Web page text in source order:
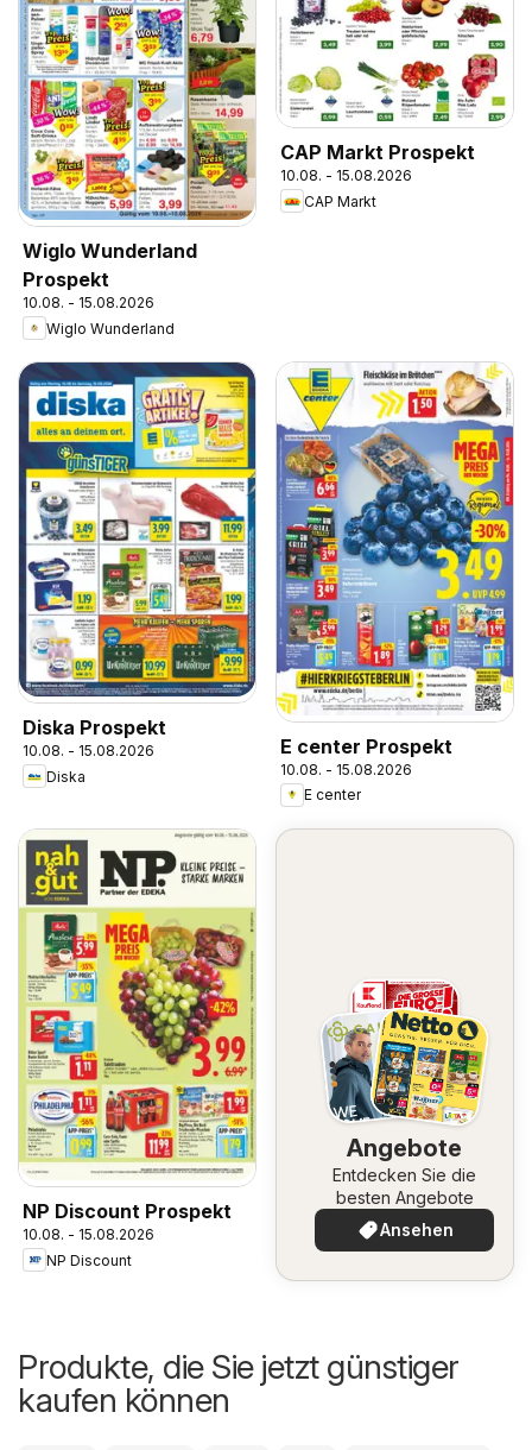
Wiglo Wunderland
Prospekt
10.08. - 15.08.2026
Wiglo Wunderland
CAP Markt Prospekt
10.08. - 15.08.2026
CAP Markt
Diska Prospekt
10.08. - 15.08.2026
Diska
E center Prospekt
10.08. - 15.08.2026
E center
NP Discount Prospekt
10.08. - 15.08.2026
NP Discount
Angebote
Entdecken Sie die
besten Angebote
Ansehen
Produkte, die Sie jetzt günstiger
kaufen können